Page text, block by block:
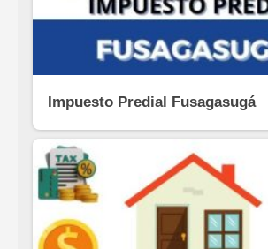
Impuesto Predial Fusagasugá